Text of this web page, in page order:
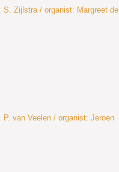
S. Zijlstra / organist: Margreet de
P. van Veelen / organist: Jeroen